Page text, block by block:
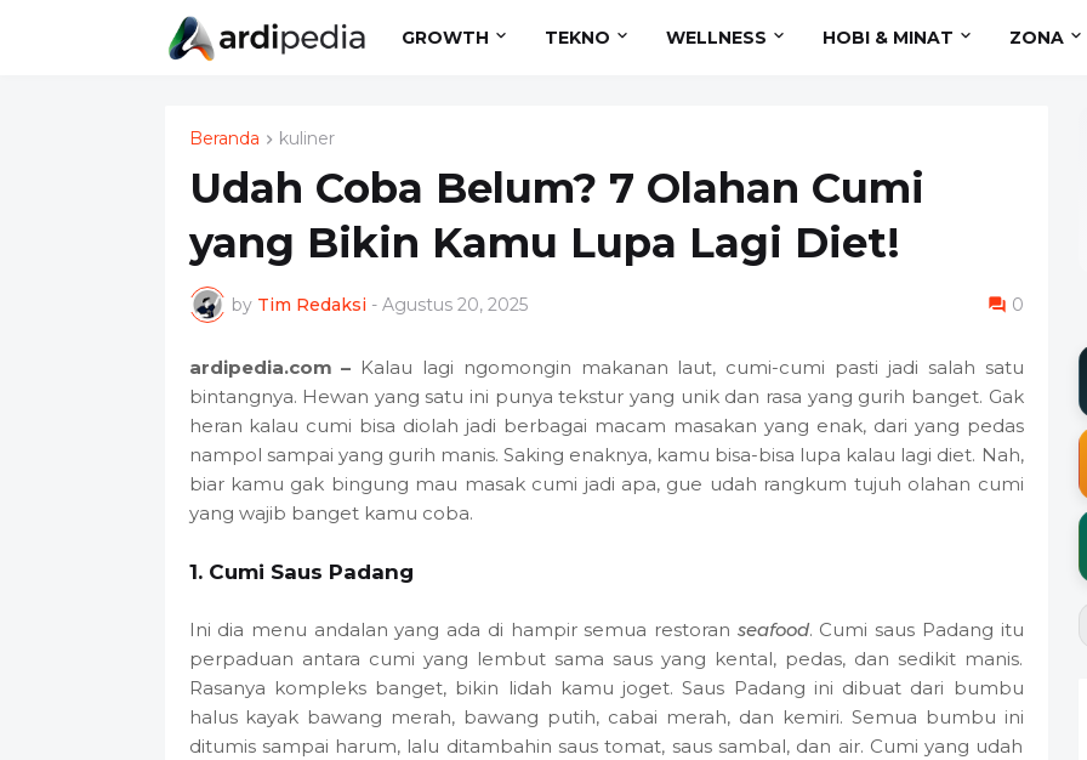
GROWTH TEKNO WELLNESS HOBI & MINAT ZONA
Beranda kuliner
Udah Coba Belum? 7 Olahan Cumi
yang Bikin Kamu Lupa Lagi Diet!
by Tim Redaksi - Agustus 20, 2025 0
ardipedia.com – Kalau lagi ngomongin makanan laut, cumi-cumi pasti jadi salah satu
bintangnya. Hewan yang satu ini punya tekstur yang unik dan rasa yang gurih banget. Gak
heran kalau cumi bisa diolah jadi berbagai macam masakan yang enak, dari yang pedas
nampol sampai yang gurih manis. Saking enaknya, kamu bisa-bisa lupa kalau lagi diet. Nah,
biar kamu gak bingung mau masak cumi jadi apa, gue udah rangkum tujuh olahan cumi
yang wajib banget kamu coba.
1. Cumi Saus Padang
Ini dia menu andalan yang ada di hampir semua restoran seafood. Cumi saus Padang itu
perpaduan antara cumi yang lembut sama saus yang kental, pedas, dan sedikit manis.
Rasanya kompleks banget, bikin lidah kamu joget. Saus Padang ini dibuat dari bumbu
halus kayak bawang merah, bawang putih, cabai merah, dan kemiri. Semua bumbu ini
ditumis sampai harum, lalu ditambahin saus tomat, saus sambal, dan air. Cumi yang udah